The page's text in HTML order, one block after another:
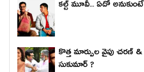
కల్ట్ మూవీ... ఏదో అనుకుంటే
కొత్త మార్పుల వైపు చరణ్ &
సుకుమార్ ?